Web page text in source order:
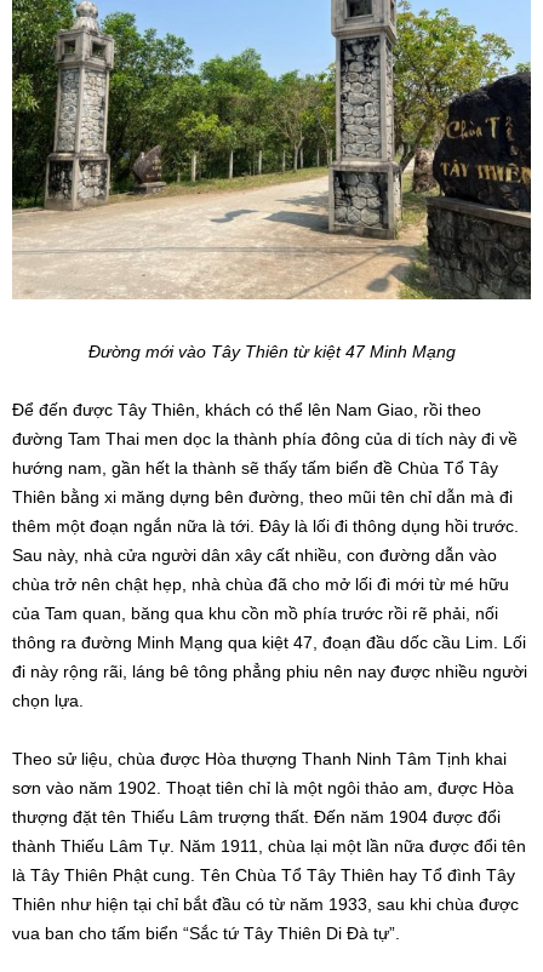
Đường mới vào Tây Thiên từ kiệt 47 Minh Mạng
Để đến được Tây Thiên, khách có thể lên Nam Giao, rồi theo
đường Tam Thai men dọc la thành phía đông của di tích này đi về
hướng nam, gần hết la thành sẽ thấy tấm biển đề Chùa Tổ Tây
Thiên bằng xi măng dựng bên đường, theo mũi tên chỉ dẫn mà đi
thêm một đoạn ngắn nữa là tới. Đây là lối đi thông dụng hồi trước.
Sau này, nhà cửa người dân xây cất nhiều, con đường dẫn vào
chùa trở nên chật hẹp, nhà chùa đã cho mở lối đi mới từ mé hữu
của Tam quan, băng qua khu cồn mồ phía trước rồi rẽ phải, nối
thông ra đường Minh Mạng qua kiệt 47, đoạn đầu dốc cầu Lim. Lối
đi này rộng rãi, láng bê tông phẳng phiu nên nay được nhiều người
chọn lựa.
Theo sử liệu, chùa được Hòa thượng Thanh Ninh Tâm Tịnh khai
sơn vào năm 1902. Thoạt tiên chỉ là một ngôi thảo am, được Hòa
thượng đặt tên Thiếu Lâm trượng thất. Đến năm 1904 được đổi
thành Thiếu Lâm Tự. Năm 1911, chùa lại một lần nữa được đổi tên
là Tây Thiên Phật cung. Tên Chùa Tổ Tây Thiên hay Tổ đình Tây
Thiên như hiện tại chỉ bắt đầu có từ năm 1933, sau khi chùa được
vua ban cho tấm biển “Sắc tứ Tây Thiên Di Đà tự”.